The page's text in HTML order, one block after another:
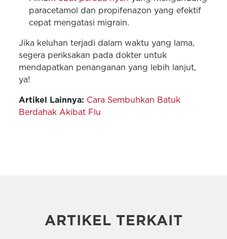
paracetamol dan propifenazon yang efektif
cepat mengatasi migrain.
Jika keluhan terjadi dalam waktu yang lama,
segera periksakan pada dokter untuk
mendapatkan penanganan yang lebih lanjut,
ya!
Artikel Lainnya: Cara Sembuhkan Batuk
Berdahak Akibat Flu
ARTIKEL TERKAIT